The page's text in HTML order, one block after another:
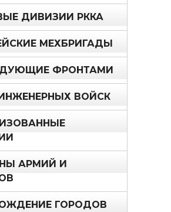
ДИВИЗИИ РККА
МЕХБРИГАДЫ
ФРОНТАМИ
ВОЙСК
АРМИЙ И
ГОРОДОВ